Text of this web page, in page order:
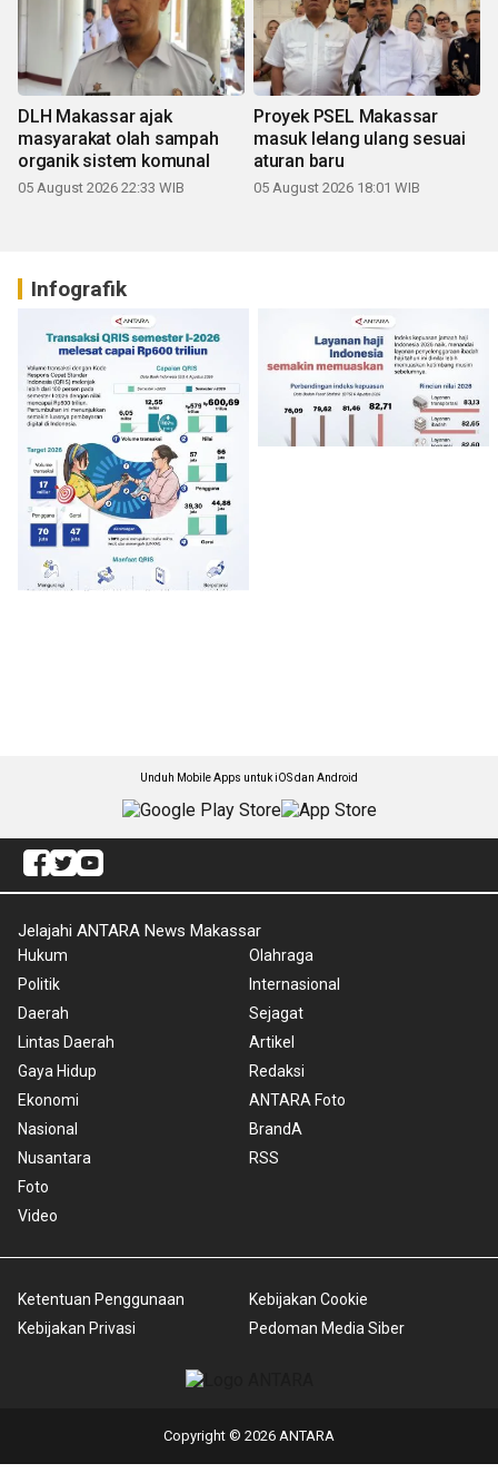
DLH Makassar ajak
masyarakat olah sampah
organik sistem komunal
05 August 2026 22:33 WIB
Proyek PSEL Makassar
masuk lelang ulang sesuai
aturan baru
05 August 2026 18:01 WIB
Infografik
Unduh Mobile Apps untuk iOS dan Android
Jelajahi ANTARA News Makassar
Hukum
Politik
Daerah
Lintas Daerah
Gaya Hidup
Ekonomi
Nasional
Nusantara
Foto
Video
Olahraga
Internasional
Sejagat
Artikel
Redaksi
ANTARA Foto
BrandA
RSS
Ketentuan Penggunaan
Kebijakan Privasi
Kebijakan Cookie
Pedoman Media Siber
Copyright © 2026 ANTARA